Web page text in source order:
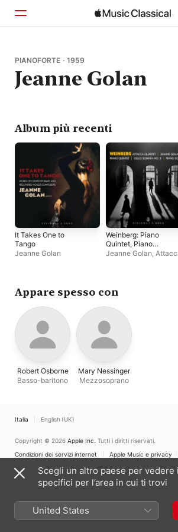
Home
Scopri
PIANOFORTE · 1959
Jeanne Golan
Album più recenti
It Takes One to
Tango
Jeanne Golan
Weinberg: Piano
Quintet, Piano
Sonatina & Cello
Jeanne Golan,
Appare spesso con
Robert Osborne
Basso-baritono
Mary Nessinger
Mezzosoprano
Italia English (UK)
Copyright © 2026 Apple Inc. Tutti i diritti riservati.
Condizioni dei servizi internet
Apple Music e privacy
Scegli un altro paese per vedere
specifici per l’area in cui ti trovi
United States